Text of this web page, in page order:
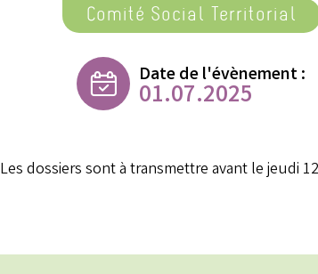
Comité Social Territorial
Date de l'évènement :
01.07.2025
Les dossiers sont à transmettre avant le jeudi